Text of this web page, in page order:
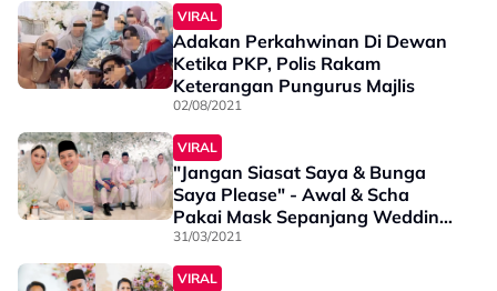
VIRAL
Adakan Perkahwinan Di Dewan
Ketika PKP, Polis Rakam
Keterangan Pungurus Majlis
02/08/2021
VIRAL
"Jangan Siasat Saya & Bunga
Saya Please" - Awal & Scha
Pakai Mask Sepanjang Wedding
Neelofa, Kecuali ...
31/03/2021
VIRAL